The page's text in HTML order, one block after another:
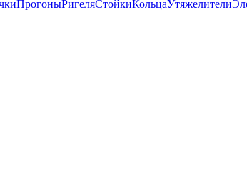
ПрогоныРигеляСтойкиКольцаУтяжелители